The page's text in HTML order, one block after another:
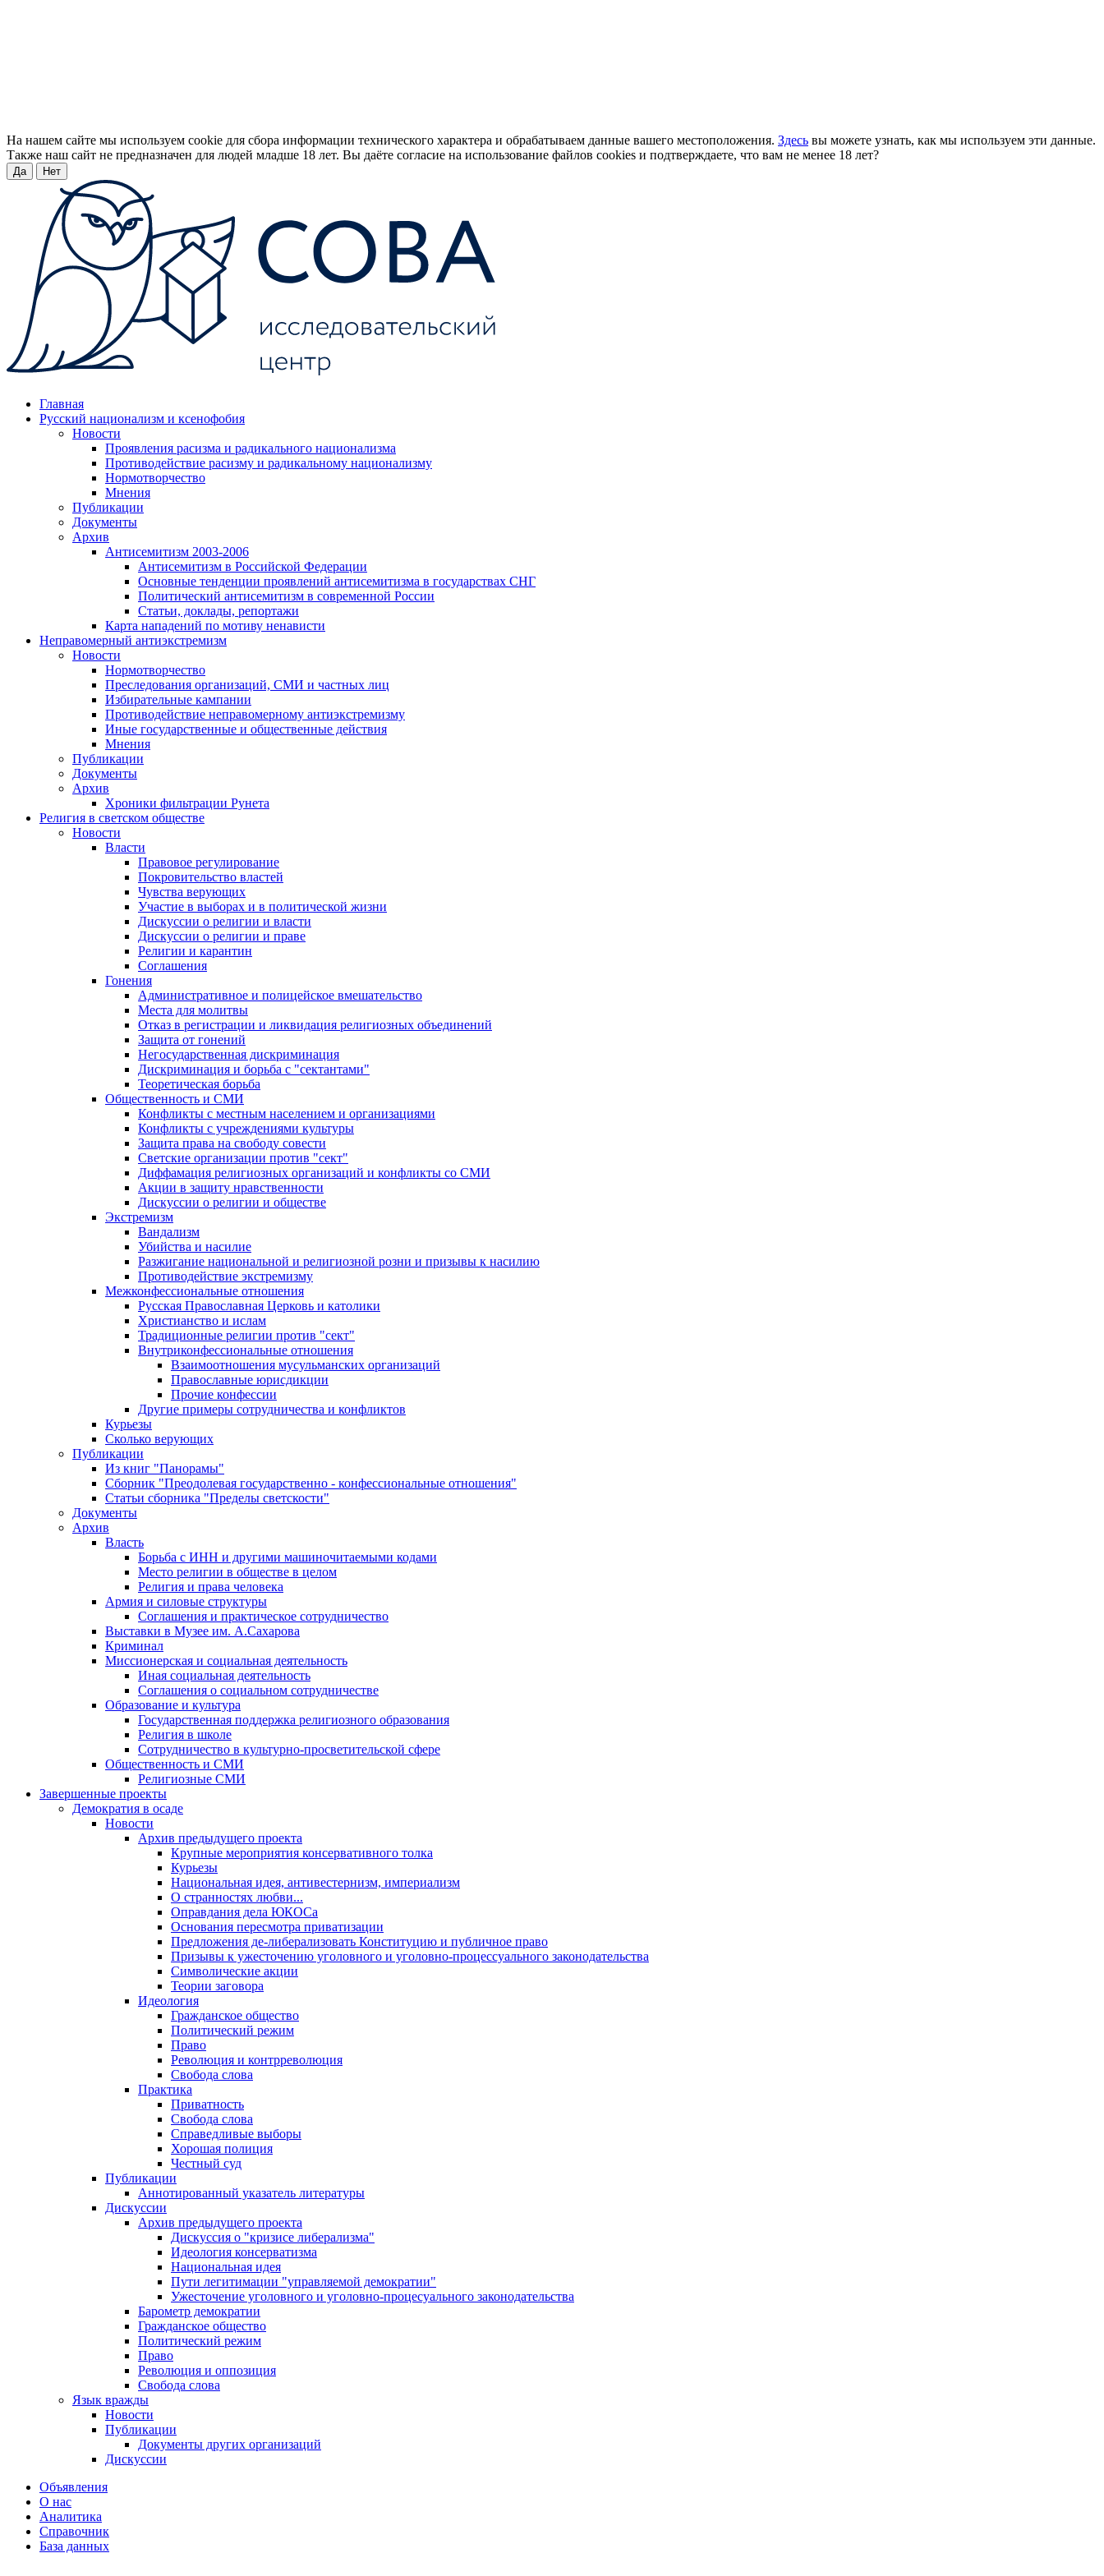
На нашем сайте мы используем cookie для сбора информации технического характера и обрабатываем данные вашего местоположения. Здесь вы можете узнать, как мы используем эти данные.
Также наш сайт не предназначен для людей младше 18 лет. Вы даёте согласие на использование файлов cookies и подтверждаете, что вам не менее 18 лет?
Да Нет
Главная
Русский национализм и ксенофобия
Новости
Проявления расизма и радикального национализма
Противодействие расизму и радикальному национализму
Нормотворчество
Мнения
Публикации
Документы
Архив
Антисемитизм 2003-2006
Антисемитизм в Российской Федерации
Основные тенденции проявлений антисемитизма в государствах СНГ
Политический антисемитизм в современной России
Статьи, доклады, репортажи
Карта нападений по мотиву ненависти
Неправомерный антиэкстремизм
Новости
Нормотворчество
Преследования организаций, СМИ и частных лиц
Избирательные кампании
Противодействие неправомерному антиэкстремизму
Иные государственные и общественные действия
Мнения
Публикации
Документы
Архив
Хроники фильтрации Рунета
Религия в светском обществе
Новости
Власти
Правовое регулирование
Покровительство властей
Чувства верующих
Участие в выборах и в политической жизни
Дискуссии о религии и власти
Дискуссии о религии и праве
Религии и карантин
Соглашения
Гонения
Административное и полицейское вмешательство
Места для молитвы
Отказ в регистрации и ликвидация религиозных объединений
Защита от гонений
Негосударственная дискриминация
Дискриминация и борьба с "сектантами"
Теоретическая борьба
Общественность и СМИ
Конфликты с местным населением и организациями
Конфликты с учреждениями культуры
Защита права на свободу совести
Светские организации против "сект"
Диффамация религиозных организаций и конфликты со СМИ
Акции в защиту нравственности
Дискуссии о религии и обществе
Экстремизм
Вандализм
Убийства и насилие
Разжигание национальной и религиозной розни и призывы к насилию
Противодействие экстремизму
Межконфессиональные отношения
Русская Православная Церковь и католики
Христианство и ислам
Традиционные религии против "сект"
Внутриконфессиональные отношения
Взаимоотношения мусульманских организаций
Православные юрисдикции
Прочие конфессии
Другие примеры сотрудничества и конфликтов
Курьезы
Сколько верующих
Публикации
Из книг "Панорамы"
Сборник "Преодолевая государственно - конфессиональные отношения"
Статьи сборника "Пределы светскости"
Документы
Архив
Власть
Борьба с ИНН и другими машиночитаемыми кодами
Место религии в обществе в целом
Религия и права человека
Армия и силовые структуры
Соглашения и практическое сотрудничество
Выставки в Музее им. А.Сахарова
Криминал
Миссионерская и социальная деятельность
Иная социальная деятельность
Соглашения о социальном сотрудничестве
Образование и культура
Государственная поддержка религиозного образования
Религия в школе
Сотрудничество в культурно-просветительской сфере
Общественность и СМИ
Религиозные СМИ
Завершенные проекты
Демократия в осаде
Новости
Архив предыдущего проекта
Крупные мероприятия консервативного толка
Курьезы
Национальная идея, антивестернизм, империализм
О странностях любви...
Оправдания дела ЮКОСа
Основания пересмотра приватизации
Предложения де-либерализовать Конституцию и публичное право
Призывы к ужесточению уголовного и уголовно-процессуального законодательства
Символические акции
Теории заговора
Идеология
Гражданское общество
Политический режим
Право
Революция и контрреволюция
Свобода слова
Практика
Приватность
Свобода слова
Справедливые выборы
Хорошая полиция
Честный суд
Публикации
Аннотированный указатель литературы
Дискуссии
Архив предыдущего проекта
Дискуссия о "кризисе либерализма"
Идеология консерватизма
Национальная идея
Пути легитимации "управляемой демократии"
Ужесточение уголовного и уголовно-процесуального законодательства
Барометр демократии
Гражданское общество
Политический режим
Право
Революция и оппозиция
Свобода слова
Язык вражды
Новости
Публикации
Документы других организаций
Дискуссии
Объявления
О нас
Аналитика
Справочник
База данных